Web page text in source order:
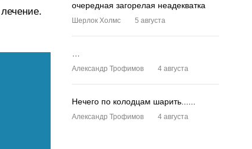
очередная загорелая неадекватка
Шерлок Холмс 5 августа
Александр Трофимов 4 августа
Нечего по колодцам шарить......
Александр Трофимов 4 августа